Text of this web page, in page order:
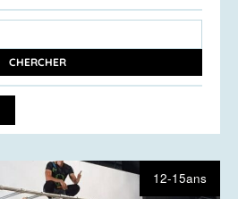
CHERCHER
12-15ans